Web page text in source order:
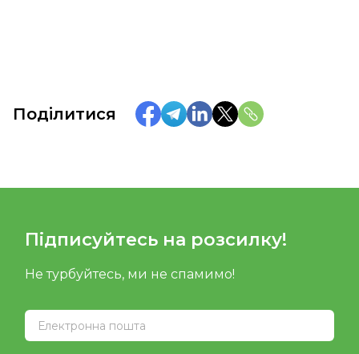
Поділитися
Підписуйтесь на розсилку!
Не турбуйтесь, ми не спамимо!